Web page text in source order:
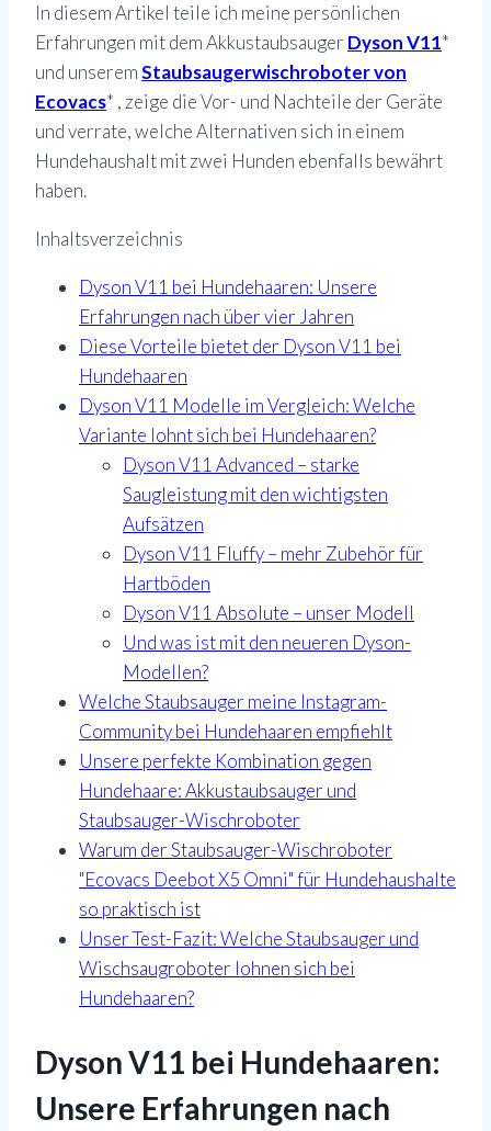
In diesem Artikel teile ich meine persönlichen
Erfahrungen mit dem Akkustaubsauger Dyson V11*
und unseremStaubsaugerwischroboter von
Ecovacs* , zeige die Vor- und Nachteile der Geräte
und verrate, welche Alternativen sich in einem
Hundehaushalt mit zwei Hunden ebenfalls bewährt
haben.
Inhaltsverzeichnis
Dyson V11 bei Hundehaaren: Unsere
Erfahrungen nach über vier Jahren
Diese Vorteile bietet der Dyson V11 bei
Hundehaaren
Dyson V11 Modelle im Vergleich: Welche
Variante lohnt sich bei Hundehaaren?
Dyson V11 Advanced – starke
Saugleistung mit den wichtigsten
Aufsätzen
Dyson V11 Fluffy – mehr Zubehör für
Hartböden
Dyson V11 Absolute – unser Modell
Und was ist mit den neueren Dyson-
Modellen?
Welche Staubsauger meine Instagram-
Community bei Hundehaaren empfiehlt
Unsere perfekte Kombination gegen
Hundehaare: Akkustaubsauger und
Staubsauger-Wischroboter
Warum der Staubsauger-Wischroboter
"Ecovacs Deebot X5 Omni" für Hundehaushalte
so praktisch ist
Unser Test-Fazit: Welche Staubsauger und
Wischsaugroboter lohnen sich bei
Hundehaaren?
Dyson V11 bei Hundehaaren:
Unsere Erfahrungen nach